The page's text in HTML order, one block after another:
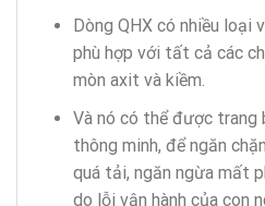
Dòng QHX có nhiều loại
phù hợp với tất cả các
mòn axit và kiềm.
Và nó có thể được
thông minh, để ngăn
quá tải, ngăn ngừa mất
do lỗi vận hành của con